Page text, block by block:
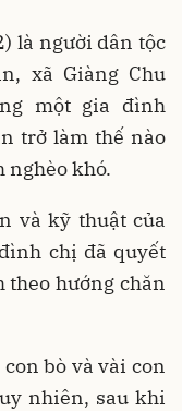
là người dân tộc
xã Giàng Chu
một gia đình
trở làm thế nào
nghèo khó.
và kỹ thuật của
chị đã quyết
hướng chăn
bò và vài con
nhiên, sau khi